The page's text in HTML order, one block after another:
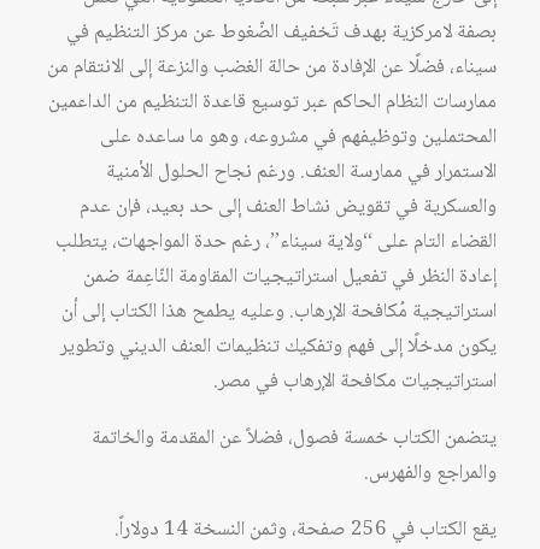
بصفة لامركزية بهدف تَخفيف الضّغوط عن مركز التنظيم في
سيناء، فضلًا عن الإفادة من حالة الغضب والنزعة إلى الانتقام من
ممارسات النظام الحاكم عبر توسيع قاعدة التنظيم من الداعمين
المحتملين وتوظيفهم في مشروعه، وهو ما ساعده على
الاستمرار في ممارسة العنف. ورغم نجاح الحلول الأمنية
والعسكرية في تقويض نشاط العنف إلى حد بعيد، فإن عدم
القضاء التام على “ولاية سيناء”، رغم حدة المواجهات، يتطلب
إعادة النظر في تفعيل استراتيجيات المقاومة النّاعِمة ضمن
استراتيجية مُكافحة الإرهاب. وعليه يطمح هذا الكتاب إلى أن
يكون مدخلًا إلى فهم وتفكيك تنظيمات العنف الديني وتطوير
استراتيجيات مكافحة الإرهاب في مصر.
يتضمن الكتاب خمسة فصول، فضلاً عن المقدمة والخاتمة
والمراجع والفهرس.
يقع الكتاب في 256 صفحة، وثمن النسخة 14 دولاراً.